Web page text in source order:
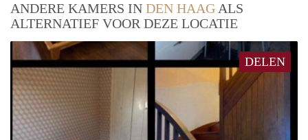
ANDERE KAMERS IN DEN HAAG ALS
ALTERNATIEF VOOR DEZE LOCATIE
DELEN